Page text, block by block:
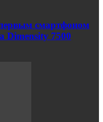
смартфоном
Dimensity 7500